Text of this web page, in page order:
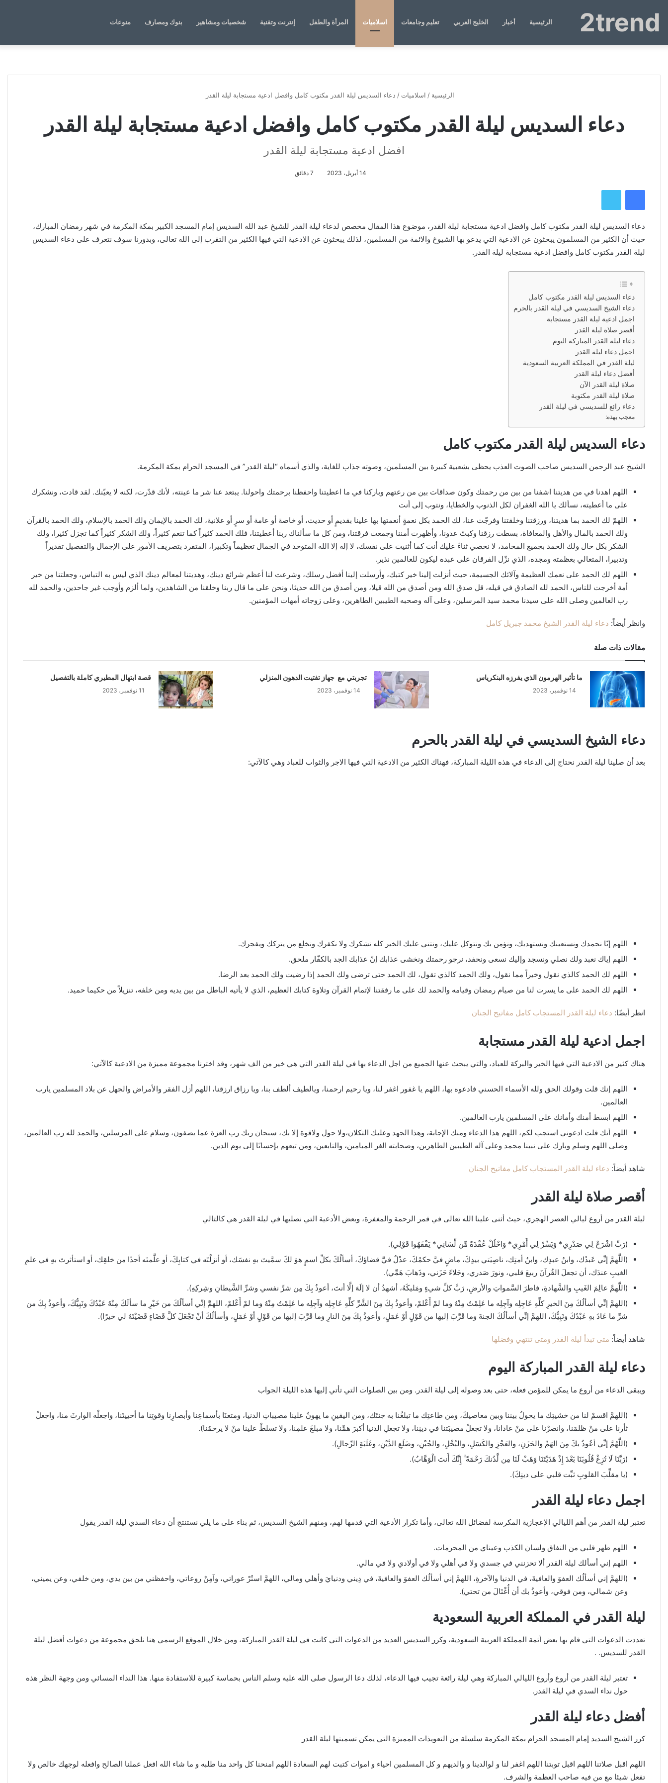
2trend الرئيسية أخبار الخليج العربي تعليم وجامعات اسلاميات المرأة والطفل إنترنت وتقنية شخصيات ومشاهير بنوك ومصارف منوعات
الرئيسية / اسلاميات / دعاء السديس ليلة القدر مكتوب كامل وافضل ادعية مستجابة ليلة القدر
دعاء السديس ليلة القدر مكتوب كامل وافضل ادعية مستجابة ليلة القدر
افضل ادعية مستجابة ليلة القدر
14 أبريل، 2023
فيسبوك تويتر
دعاء السديس ليلة القدر مكتوب كامل وافضل ادعية مستجابة ليلة القدر، موضوع هذا المقال مخصص لدعاء ليلة القدر للشيخ عبد الله السديس إمام المسجد الكبير بمكة المكرمة في شهر رمضان المبارك،
حيث أن الكثير من المسلمون يبحثون عن الادعية التي يدعو بها الشيوخ والائمة من المسلمين، لذلك يبحثون عن الادعية التي فيها الكثير من التقرب إلى الله تعالى، وبدورنا سوف نتعرف على دعاء السديس
ليلة القدر مكتوب كامل وافضل ادعية مستجابة ليلة القدر.
دعاء السديس ليلة القدر مكتوب كامل
دعاء الشيخ السديسي في ليلة القدر بالحرم
اجمل ادعية ليلة القدر مستجابة
أقصر صلاة ليلة القدر
دعاء ليلة القدر المباركة اليوم
اجمل دعاء ليلة القدر
ليلة القدر في المملكة العربية السعودية
أفضل دعاء ليلة القدر
صلاة ليلة القدر الآن
صلاة ليلة القدر مكتوبة
دعاء رائع للسديسي في ليلة القدر
معجب بهذه:
دعاء السديس ليلة القدر مكتوب كامل
الشيخ عبد الرحمن السديس صاحب الصوت العذب يحظى بشعبية كبيرة بين المسلمين، وصوته جذاب للغاية، والذي أسماه “ليلة القدر” في المسجد الحرام بمكة المكرمة.
اللهم اهدنا في من هديتنا اشفنا من بين من رحمتك وكون صداقات بين من رعتهم وباركنا في ما اعطيتنا واحفظنا برحمتك واحولنا. يبتعد عنا شر ما عينته، لأنك قدّرت، لكنه لا يعيّنك. لقد قادت، ونشكرك
على ما أعطيته، نسألك يا الله الغفران لكل الذنوب والخطايا، ونتوب إلى أنت
اللهمّ لك الحمد بما هديتنا، ورزقتنا وخلقتنا وفرجّت عنا، لك الحمد بكل نعمةٍ أنعمتها بها علينا بقديمٍ أو حديث، أو خاصة أو عامة أو سرٍ أو علانية، لك الحمد بالإيمان ولك الحمد بالإسلام، ولك الحمد بالقرآن
ولك الحمد بالمال والأهل والمعافاة، بسطت رزقنا وكبتّ عدونا، وأظهرت أمننا وجمعت فرقتنا، ومن كل ما سألناك ربنا أعطيتنا، فلك الحمد كثيراً كما تنعم كثيراً، ولك الشكر كثيراً كما تجزل كثيرا، ولك
الشكر بكل حال ولك الحمد بجميع المحامد، لا نحصي ثناءً عليك أنت كما أثنيت على نفسك، لا إله إلا الله المتوحد في الجمال تعظيماً وتكبيرا، المتفرد بتصريف الأمور على الإجمال والتفصيل تقديراً
وتدبيرا، المتعالي بعظمته ومجده، الذي نزّل الفرقان على عبده ليكون للعالمين نذير.
اللهم لك الحمد على نعمك العظيمة وآلائك الجسيمة، حيث أنزلت إلينا خير كتبك، وأرسلت إلينا أفضل رسلك، وشرعت لنا أعظم شرائع دينك، وهديتنا لمعالم دينك الذي ليس به التباس، وجعلتنا من خير
أمة أخرجت للناس، الحمد لله الصادق في قيله، قل صدق الله ومن أصدق من الله قيلا، ومن أصدق من الله حديثا، ونحن على ما قال ربنا وخلقنا من الشاهدين، ولما ألزم وأوجب غير جاحدين، والحمد لله
رب العالمين وصلى الله على سيدنا محمد سيد المرسلين، وعلى آله وصحبه الطيبين الطاهرين، وعلى زوجاته أمهات المؤمنين.
وانظر أيضاً: دعاء ليلة القدر الشيخ محمد جبريل كامل
مقالات ذات صلة
ما تأثير الهرمون الذي يفرزه البنكرياس
14 نوفمبر، 2023
تجربتي مع جهاز تفتيت الدهون المنزلي
14 نوفمبر، 2023
قصة ابتهال المطيري كاملة بالتفصيل
11 نوفمبر، 2023
دعاء الشيخ السديسي في ليلة القدر بالحرم
بعد أن صلينا ليلة القدر نحتاج إلى الدعاء في هذه الليلة المباركة، فهناك الكثير من الادعية التي فيها الاجر والثواب للعباد وهي كالآتي:
اللهم إنّا نحمدك ونستعينك ونستهديك، ونؤمن بك ونتوكل عليك، ونثني عليك الخير كله نشكرك ولا نكفرك ونخلع من يتركك ويفجرك.
اللهم إياك نعبد ولك نصلي ونسجد وإليك نسعى ونحفد، نرجو رحمتك ونخشى عذابك إنّ عذابك الجد بالكفّار ملحق.
اللهم لك الحمد كالذي نقول وخيراً مما نقول، ولك الحمد كالذي تقول، لك الحمد حتى ترضى ولك الحمد إذا رضيت ولك الحمد بعد الرضا.
اللهم لك الحمد على ما يسرت لنا من صيام رمضان وقيامه والحمد لك على ما رفقتنا لإتمام القرآن وتلاوة كتابك العظيم، الذي لا يأتيه الباطل من بين يديه ومن خلفه، تنزيلاً من حكيما حميد.
انظر أيضًا: دعاء ليلة القدر المستجاب كامل مفاتيح الجنان
اجمل ادعية ليلة القدر مستجابة
هناك كثير من الادعية التي فيها الخير والبركة للعباد، والتي يبحث عنها الجميع من اجل الدعاء بها في ليلة القدر التي هي خير من الف شهر، وقد اخترنا مجموعة مميزة من الادعية كالآتي:
اللهم إنك قلت وقولك الحق ولله الأسماء الحسني فادعوه بها، اللهم يا غفور اغفر لنا، ويا رحيم ارحمنا، ويالطيف ألطف بنا، ويا رزاق ارزقنا، اللهم أزل الفقر والأمراض والجهل عن بلاد المسلمين يارب
العالمين.
اللهم ابسط أمنك وأمانك على المسلمين يارب العالمين.
اللهم أنك قلت ادعوني استجب لكم، اللهم هذا الدعاء ومنك الإجابة، وهذا الجهد وعليك التكلان،ولا حول ولاقوة إلا بك، سبحان ربك رب العزة عما يصفون، وسلام على المرسلين، والحمد لله رب العالمين،
وصلى اللهم وسلم وبارك على نبينا محمد وعلى آله الطيبين الطاهرين، وصحابته الغر الميامين، والتابعين، ومن تبعهم بإحسانًا إلى يوم الدين.
شاهد أيضاً: دعاء ليلة القدر المستجاب كامل مفاتيح الجنان
أقصر صلاة ليلة القدر
ليلة القدر من أروع ليالي العصر الهجري، حيث أثنى علينا الله تعالى في قمر الرحمة والمغفرة، وبعض الأدعية التي نصليها في ليلة القدر هي كالتالي
(رَبِّ اشْرَحْ لِي صَدْرِي* وَيَسِّرْ لِي أَمْرِي* وَاحْلُلْ عُقْدَةً مِّن لِّسَانِي* يَفْقَهُوا قَوْلِي).
(اللَّهمَّ إنِّي عَبدُك، وابنُ عبدِك، وابنُ أمتِك، ناصِيَتي بيدِكَ، ماضٍ فيَّ حكمُكَ، عدْلٌ فيَّ قضاؤكَ، أسألُكَ بكلِّ اسمٍ هوَ لكَ سمَّيتَ بهِ نفسَك، أو أنزلْتَه في كتابِكَ، أو علَّمتَه أحدًا من خلقِك، أو استأثرتَ بهِ في علمِ
الغيبِ عندَك، أن تجعلَ القُرآنَ ربيعَ قلبي، ونورَ صَدري، وجَلاءَ حَزَني، وذَهابَ هَمِّي).
(اللَّهمَّ عالِمَ الغَيبِ والشَّهادةِ، فاطرَ السَّمواتِ والأرضِ، رَبَّ كلِّ شيءٍ ومَليكَهُ، أشهدُ أن لا إلَهَ إلَّا أنتَ، أعوذُ بِكَ مِن شرِّ نفسي وشرِّ الشَّيطانِ وشِركِهِ).
(اللهمَّ إنِّي أسألُكَ مِنَ الخيرِ كلِّهِ عَاجِلِه وآجِلِه ما عَلِمْتُ مِنْهُ وما لمْ أَعْلمْ، وأعوذُ بِكَ مِنَ الشَّرِّ كلِّهِ عَاجِلِه وآجِلِه ما عَلِمْتُ مِنْهُ وما لمْ أَعْلمْ، اللهمَّ إنِّي أسألُكَ من خَيْرِ ما سألَكَ مِنْهُ عَبْدُكَ ونَبِيُّكَ، وأعوذُ بِكَ من
شرِّ ما عَاذَ بهِ عَبْدُكَ ونَبِيُّكَ، اللهمَّ إنِّي أسألُكَ الجنةَ وما قَرَّبَ إليها من قَوْلٍ أوْ عَمَلٍ، وأعوذُ بِكَ مِنَ النارِ وما قَرَّبَ إليها من قَوْلٍ أوْ عَمَلٍ، وأسألُكَ أنْ تَجْعَلَ كلَّ قَضَاءٍ قَضَيْتَهُ لي خيرًا).
شاهد أيضاً: متى تبدأ ليلة القدر ومتى تنتهي وفضلها
دعاء ليلة القدر المباركة اليوم
ويبقى الدعاء من أروع ما يمكن للمؤمن فعله، حتى بعد وصوله إلى ليلة القدر. ومن بين الصلوات التي تأتي إليها هذه الليلة الجواب
(اللهمَّ اقسمْ لنا من خشيتِك ما يحولُ بيننا وبين معاصيكَ، ومن طاعتِك ما تبلغُنا به جنتَك، ومن اليقينِ ما يهونُ علينا مصيباتِ الدنيا، ومتعنَا بأسماعِنا وأبصارِنا وقوتِنا ما أحييتَنا، واجعلْه الوارثَ منا، واجعلْ
ثأرنا على منْ ظلمَنا، وانصرْنا على منْ عادانا، ولا تجعلْ مصيبَتنا في دينِنا، ولا تجعلِ الدنيا أكبرَ همِّنا، ولا مبلغَ علمِنا، ولا تسلطْ علينا منْ لا يرحمُنا).
(اللَّهُمَّ إنِّي أعُوذُ بكَ مِنَ الهَمِّ والحَزَنِ، والعَجْزِ والكَسَلِ، والبُخْلِ، والجُبْنِ، وضَلَعِ الدَّيْنِ، وغَلَبَةِ الرِّجالِ).
(رَبَّنَا لَا تُزِغْ قُلُوبَنَا بَعْدَ إِذْ هَدَيْتَنَا وَهَبْ لَنَا مِن لَّدُنكَ رَحْمَةً ۚ إِنَّكَ أَنتَ الْوَهَّابُ).
(يا مقلِّبَ القلوبِ ثبِّت قلبي على دينِكَ).
اجمل دعاء ليلة القدر
تعتبر ليلة القدر من أهم الليالي الإعجازية المكرسة لفضائل الله تعالى، وأما تكرار الأدعية التي قدمها لهم، ومنهم الشيخ السديس، ثم بناء على ما يلي نستنتج أن دعاء السدي ليلة القدر يقول
اللهم طهر قلبي من النفاق ولسان الكذب وعيناي من المحرمات.
اللهم إني أسألك ليلة القدر ألا تحزنني في جسدي ولا في أهلي ولا في أولادي ولا في مالي.
(اللهمَّ إني أسألُك العفوَ والعافيةَ، في الدنيا والآخرةِ، اللهمَّ إني أسألُك العفوَ والعافيةَ، في دِيني ودنيايَ وأهلي ومالي، اللهمَّ استُرْ عوراتي، وآمِنْ روعاتي، واحفظني من بين يدي، ومن خلفي، وعن يميني،
وعن شمالي، ومن فوقي، وأعوذُ بك أن أُغْتَالَ من تحتي).
ليلة القدر في المملكة العربية السعودية
تعددت الدعوات التي قام بها بعض أئمة المملكة العربية السعودية، وكرر السديس العديد من الدعوات التي كانت في ليلة القدر المباركة، ومن خلال الموقع الرسمي هنا نلحق مجموعة من دعوات أفضل ليلة
القدر للسديس. .
تعتبر ليلة القدر من أروع وأروع الليالي المباركة وهي ليلة رائعة تجيب فيها الدعاء، لذلك دعا الرسول صلى الله عليه وسلم الناس بحماسة كبيرة للاستفادة منها. هذا النداء المسائي ومن وجهة النظر هذه
حول نداء السدي في ليلة القدر.
أفضل دعاء ليلة القدر
كرر الشيخ السديد إمام المسجد الحرام بمكة المكرمة سلسلة من التعويذات المميزة التي يمكن تسميتها ليلة القدر
اللهم اقبل صلاتنا اللهم اقبل توبتنا اللهم اغفر لنا و لوالدينا و والديهم و كل المسلمين احياء و اموات كتبت لهم السعادة اللهم امنحنا كل واحد منا طلبه و ما شاء الله افعل عملنا الصالح وافعله لوجهك خالص ولا
تفعل شيئا مع من فيه صاحب العظمة والشرف.